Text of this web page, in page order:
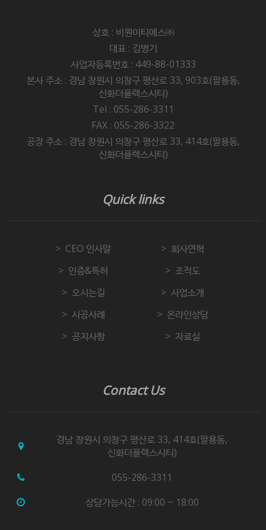
상호 : 비원이티에스㈜
대표 : 김병기
사업자등록번호 : 449-88-01333
본사 주소 : 경남 창원시 의창구 평산로 33, 903호(팔용동,
신화더플렉스시티)
Tel : 055-286-3311
FAX : 055-286-3322
공장 주소 : 경남 창원시 의창구 평산로 33, 414호(팔용동,
신화더플렉스시티)
Quick links
CEO 인사말
회사연혁
인증&특허
조직도
오시는길
사업소개
시공사례
온라인상담
공지사항
자료실
Contact Us
경남 창원시 의창구 평산로 33, 414호(팔용동,
신화더플렉스시티)
055-286-3311
상담가능시간 : 09:00 ~ 18:00